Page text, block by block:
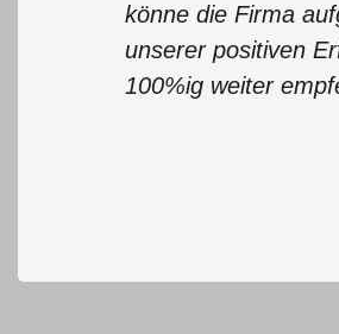
könne die Firma
unserer positiven
100%ig weiter